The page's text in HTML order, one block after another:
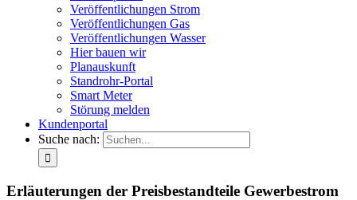
Veröffentlichungen Strom
Veröffentlichungen Gas
Veröffentlichungen Wasser
Hier bauen wir
Planauskunft
Standrohr-Portal
Smart Meter
Störung melden
Kundenportal
Suche nach:
Erläuterungen der Preisbestandteile Gewerbestrom